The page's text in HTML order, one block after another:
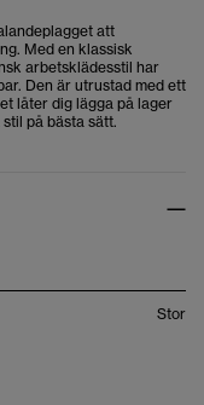
att
Med en klassisk
arbetsklädesstil har
Den är utrustad med ett
låter dig lägga på lager
på bästa sätt.
Stor